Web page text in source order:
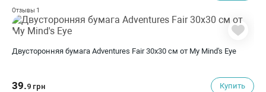
Отзывы 1
Двусторонняя бумага Adventures Fair 30х30 см от My Mind's Eye
39.9 грн Купить